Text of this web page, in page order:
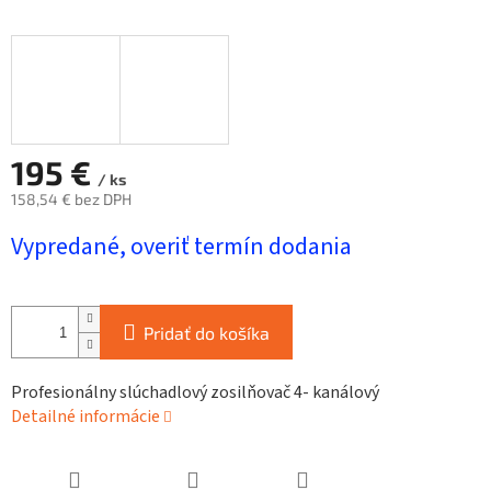
195 € / ks
158,54 € bez DPH
cena:
Vypredané, overiť termín dodania
Pridať do košíka
Profesionálny slúchadlový zosilňovač 4- kanálový
Detailné informácie